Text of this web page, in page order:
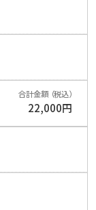
22,000円